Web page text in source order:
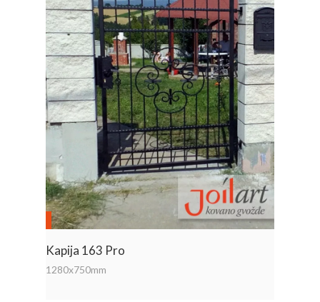
Kapija 163 Pro
1280x750mm